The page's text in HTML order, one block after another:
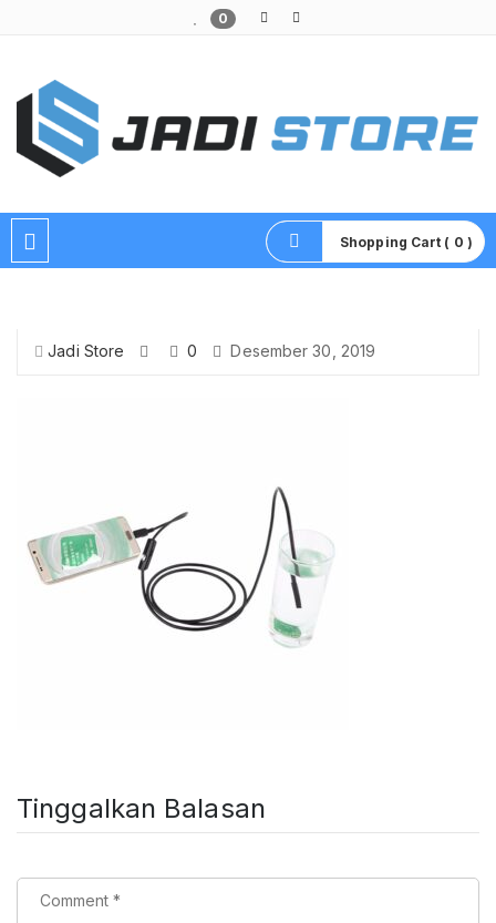
0
Shopping Cart ( 0 )
Jadi Store 0 Desember 30, 2019
Tinggalkan Balasan